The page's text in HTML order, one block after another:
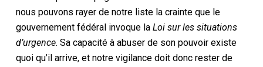
nous pouvons rayer de notre liste la crainte que le
gouvernement fédéral invoque la Loi sur les situations
d’urgence. Sa capacité à abuser de son pouvoir existe
quoi qu’il arrive, et notre vigilance doit donc rester de